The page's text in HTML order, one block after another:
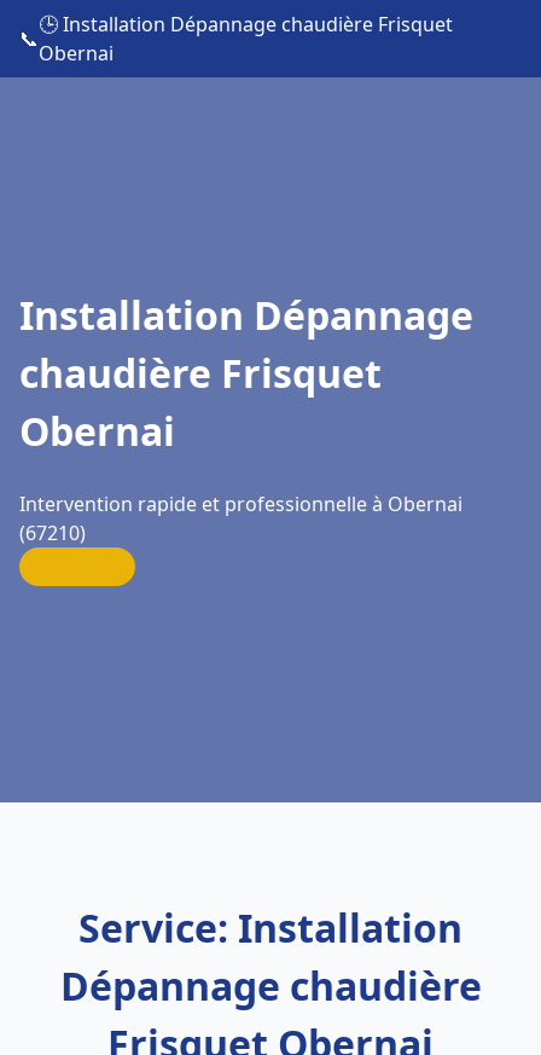
📞
🕒 Installation Dépannage chaudière Frisquet
Obernai
Installation Dépannage
chaudière Frisquet
Obernai
Intervention rapide et professionnelle à Obernai
(67210)
Service: Installation
Dépannage chaudière
Frisquet Obernai